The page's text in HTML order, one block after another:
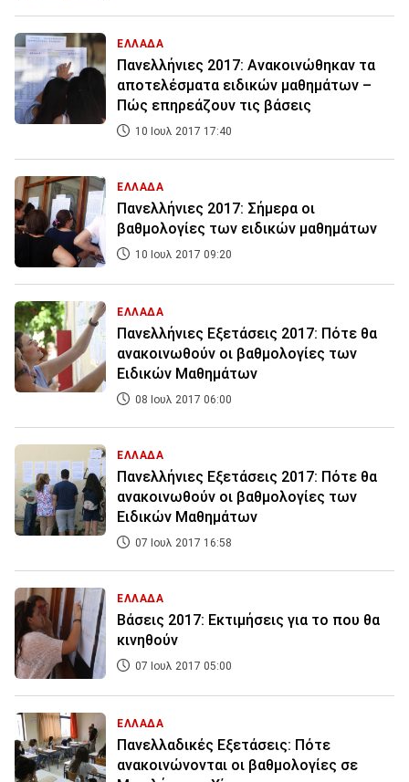
ΕΛΛΑΔΑ
Πανελλήνιες 2017: Ανακοινώθηκαν τα
αποτελέσματα ειδικών μαθημάτων –
Πώς επηρεάζουν τις βάσεις
10 Ιουλ 2017 17:40
ΕΛΛΑΔΑ
Πανελλήνιες 2017: Σήμερα οι
βαθμολογίες των ειδικών μαθημάτων
10 Ιουλ 2017 09:20
ΕΛΛΑΔΑ
Πανελλήνιες Εξετάσεις 2017: Πότε θα
ανακοινωθούν οι βαθμολογίες των
Ειδικών Μαθημάτων
08 Ιουλ 2017 06:00
ΕΛΛΑΔΑ
Πανελλήνιες Εξετάσεις 2017: Πότε θα
ανακοινωθούν οι βαθμολογίες των
Ειδικών Μαθημάτων
07 Ιουλ 2017 16:58
ΕΛΛΑΔΑ
Βάσεις 2017: Εκτιμήσεις για το που θα
κινηθούν
07 Ιουλ 2017 05:00
ΕΛΛΑΔΑ
Πανελλαδικές Εξετάσεις: Πότε
ανακοινώνονται οι βαθμολογίες σε